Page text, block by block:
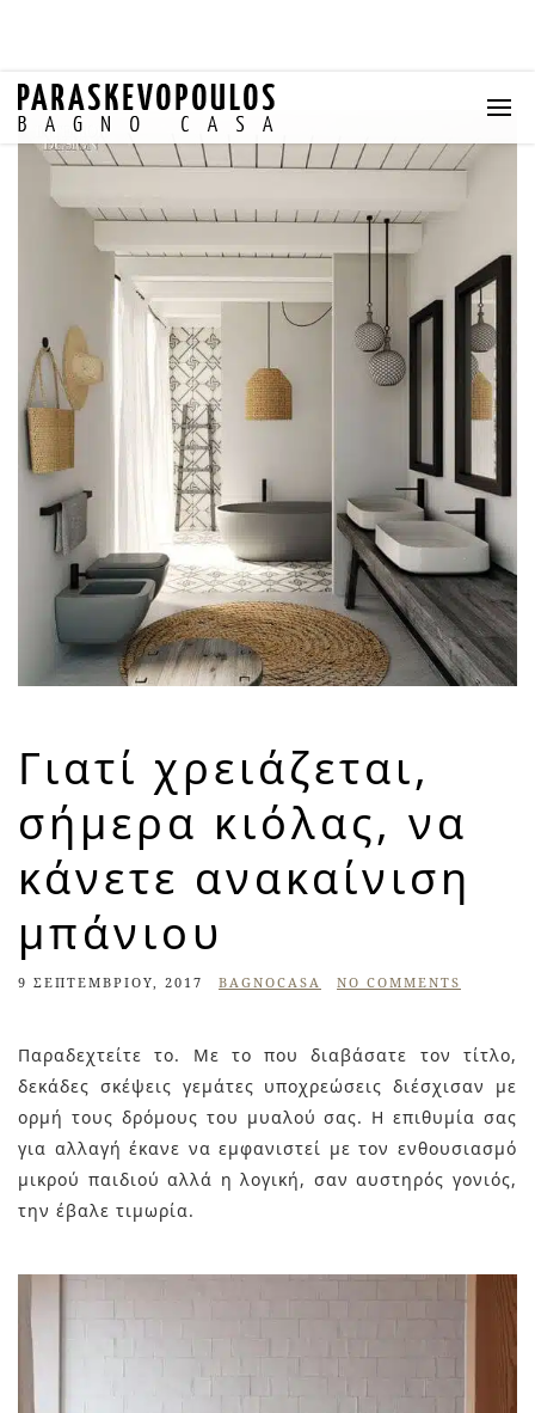
Γιατί χρειάζεται,
σήμερα κιόλας, να
κάνετε ανακαίνιση
μπάνιου
9 ΣΕΠΤΕΜΒΡΊΟΥ, 2017 BAGNOCASA NO COMMENTS
Παραδεχτείτε το. Με το που διαβάσατε τον τίτλο,
δεκάδες σκέψεις γεμάτες υποχρεώσεις διέσχισαν με
ορμή τους δρόμους του μυαλού σας. Η επιθυμία σας
για αλλαγή έκανε να εμφανιστεί με τον ενθουσιασμό
μικρού παιδιού αλλά η λογική, σαν αυστηρός γονιός,
την έβαλε τιμωρία.